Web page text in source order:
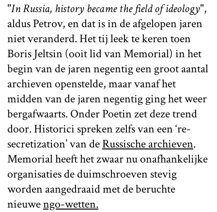
"In Russia, history became the field ofideology",
aldus Petrov, en dat is in de afgelopen jaren
niet veranderd. Het tij leek te keren toen
Boris Jeltsin (ooit lid van Memorial) in het
begin van de jaren negentig een groot aantal
archieven openstelde, maar vanaf het
midden van de jaren negentig ging het weer
bergafwaarts. Onder Poetin zet deze trend
door. Historici spreken zelfs van een ‘re-
secretization’ van deRussische archieven.
Memorial heeft het zwaar nu onafhankelijke
organisaties de duimschroeven stevig
worden aangedraaid met de beruchte
nieuwengo-wetten.